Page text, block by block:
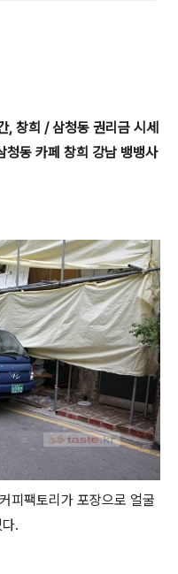
창희 / 삼청동 권리금 시세
청동 카페 창희 강남 뱅뱅사
피팩토리가 포장으로 얼굴
.